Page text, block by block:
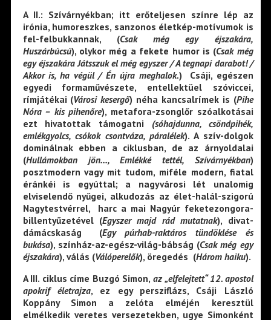
A II.: Szívárnyékban; itt erőteljesen színre lép az
irónia, humoreszkes, sanzonos életkép-motívumok is
fel-felbukkannak, (Csak még egy éjszakára,
Huszárbúcsú), olykor még a fekete humor is (Csak még
egy éjszakáraJátsszuk el még egyszer / A tegnapi darabot! /
Akkor is, ha végül / Én újra meghalok.) Csáji, egészen
egyedi formaművészete, entellektüel szóviccei,
rímjátékai (Városi kesergő) néha kancsalrímek is (Pihe
Nóra – kis pihenőre), metafora-zsonglőr szóalkotásai
ezt hivatottak támogatni (sóhajdunna, csöndpihék,
emlékgyolcs, csókok csontváza, páralélek). A szív-dolgok
dominálnak ebben a ciklusban, de az árnyoldalai
(Hullámokban jön…, Emlékké tettél, Szívárnyékban)
posztmodern vagy mit tudom, miféle modern, fiatal
éránkéi is egyúttal; a nagyvárosi lét unalomig
elviselendő nyűgei, alkudozás az élet-halál-szigorú
Nagytestvérrel, harc a mai Nagyúr feketezongora-
billentyűzetével (Egyszer majd rád mutatnak), divat-
dámácskaság (Egy púrhab-raktáros tündöklése és
bukása), színház-az-egész-világ-bábság (Csak még egy
éjszakára), válás (Válóperelők), öregedés (Három haiku).
AIII. ciklus címe Buzgó Simon, az „elfelejtett“ 12. apostol
apokrif életrajza, ez egy persziflázs, Csáji László
Koppány Simon a zelóta elméjén keresztül
elmélkedik veretes versezetekben, ugye Simonként